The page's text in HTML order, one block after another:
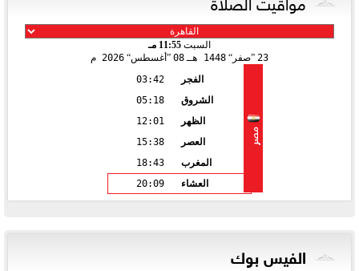
السبت 11:55 مـ
23 صفر 1448 هـ 08 أغسطس 2026 م
مصر
الفجر
03:42
الشروق
05:18
الظهر
12:01
العصر
15:38
المغرب
18:43
العشاء
20:09
الفيس بوك